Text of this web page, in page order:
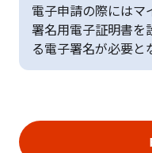
電子申請の際にはマ
署名用電子証明書を
る電子署名が必要と